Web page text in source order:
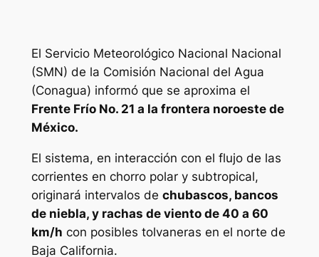
El Servicio Meteorológico Nacional Nacional
(SMN) de la Comisión Nacional del Agua
(Conagua) informó que se aproxima el
Frente Frío No. 21 a la frontera noroeste de
México.
El sistema, en interacción con el flujo de las
corrientes en chorro polar y subtropical,
originará intervalos de chubascos, bancos
de niebla, y rachas de viento de 40 a 60
km/h con posibles tolvaneras en el norte de
Baja California.